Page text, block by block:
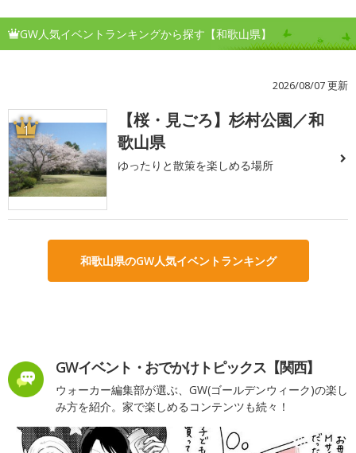
GW人気イベントランキングから探す【和歌山県】
2026/08/07 更新
1
【桜・見ごろ】杉村公園／和
歌山県
ゆったりと散策を楽しめる場所
和歌山県のGW人気イベントランキング
GWイベント・おでかけトピックス【関西】
ウォーカー編集部が選ぶ、GW(ゴールデンウィーク)の楽し
み方を紹介。家で楽しめるコンテンツも続々！